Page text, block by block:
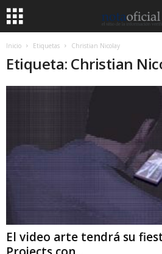
Inicio Etiquetas Christian Nicolay
Etiqueta: Christian
El video arte tendrá su